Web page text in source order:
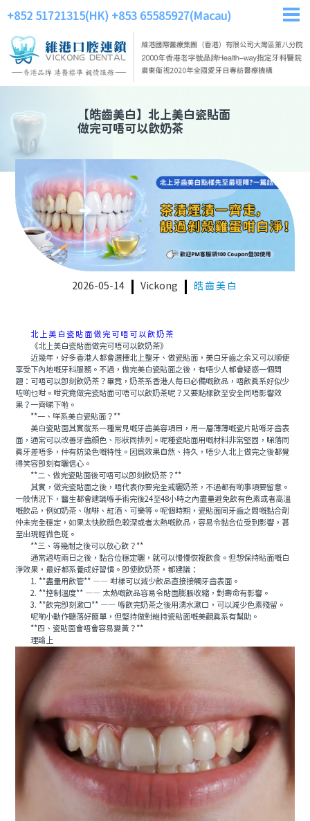
+852 51721315(HK) +853 65585927(Macau)
【皓齒美白】 北上美白瓷貼面
做完可唔可以飲奶茶
2026-05-14 Vickong 皓齒美白
北上美白瓷貼面做完可唔可以飲奶茶
《北上美白瓷貼面做完可唔可以飲奶茶》
近幾年，好多香港人都會選擇北上整牙、做瓷貼面，美白牙齒之余又可以順便
享受下內地嘅牙科服務。不過，做完美白瓷貼面之後，有唔少人都會疑惑一個問
題：可唔可以即刻飲奶茶？畢竟，奶茶系香港人每日必備嘅飲品，唔飲真系好似少
咗啲乜咁。咁究竟做完瓷貼面可唔可以飲奶茶呢？又要點樣飲至安全同唔影響效
果？一齊睇下啦。
**一、咩系美白瓷貼面？**
美白瓷貼面其實就系一種常見嘅牙齒美容項目，用一層薄薄嘅瓷片貼喺牙齒表
面，通常可以改善牙齒顔色、形狀同排列。呢種瓷貼面用嘅材料非常堅固，睇落同
真牙差唔多，仲有防染色嘅特性。因爲效果自然、持久，唔少人北上做完之後都覺
得笑容即刻有曬信心。
**二、做完瓷貼面後可唔可以即刻飲奶茶？**
其實，做完瓷貼面之後，唔代表你要完全戒曬奶茶，不過都有啲事項要留意。
一般情況下，醫生都會建議喺手術完後24至48小時之內盡量避免飲有色素或者高溫
嘅飲品，例如奶茶、咖啡、紅酒、可樂等。呢個時期，瓷貼面同牙齒之間嘅黏合劑
仲未完全穩定，如果太快飲顔色較深或者太熱嘅飲品，容易令黏合位受到影響，甚
至出現輕微色斑。
**三、等幾耐之後可以放心飲？**
通常過咗兩日之後，黏合位穩定曬，就可以慢慢恢複飲食。但想保持貼面嘅白
淨效果，最好都系養成好習慣。即使飲奶茶，都建議：
1. **盡量用飲管** —— 咁樣可以減少飲品直接接觸牙齒表面。
2. **控制溫度** —— 太熱嘅飲品容易令貼面膨脹收縮，對壽命有影響。
3. **飲完即刻漱口** —— 喺飲完奶茶之後用清水漱口，可以減少色素殘留。
呢啲小動作聽落好簡單，但堅持做對維持瓷貼面嘅美觀真系有幫助。
**四、瓷貼面會唔會容易變黃？**
理論上